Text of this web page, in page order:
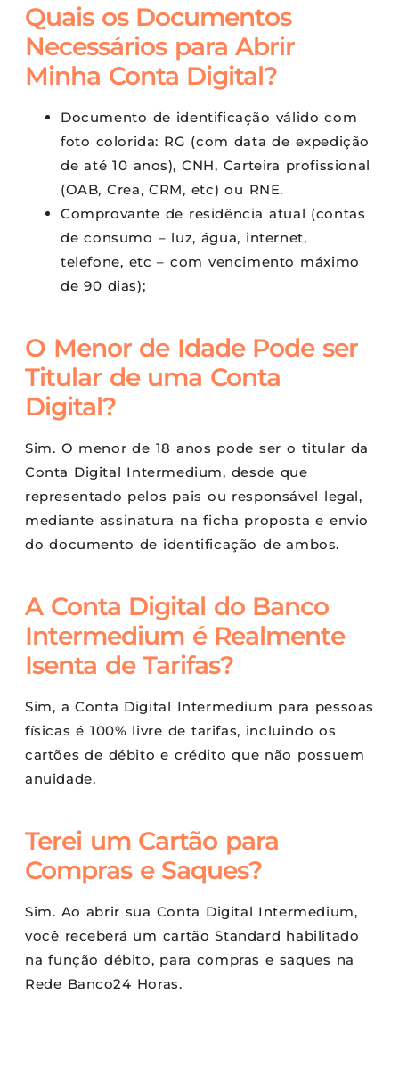
Quais os Documentos
Necessários para Abrir
Minha Conta Digital?
Documento de identificação válido com
foto colorida: RG (com data de expedição
de até 10 anos), CNH, Carteira profissional
(OAB, Crea, CRM, etc) ou RNE.
Comprovante de residência atual (contas
de consumo – luz, água, internet,
telefone, etc – com vencimento máximo
de 90 dias);
O Menor de Idade Pode ser
Titular de uma Conta
Digital?
Sim. O menor de 18 anos pode ser o titular da
Conta Digital Intermedium, desde que
representado pelos pais ou responsável legal,
mediante assinatura na ficha proposta e envio
do documento de identificação de ambos.
A Conta Digital do Banco
Intermedium é Realmente
Isenta de Tarifas?
Sim, a Conta Digital Intermedium para pessoas
físicas é 100% livre de tarifas, incluindo os
cartões de débito e crédito que não possuem
anuidade.
Terei um Cartão para
Compras e Saques?
Sim. Ao abrir sua Conta Digital Intermedium,
você receberá um cartão Standard habilitado
na função débito, para compras e saques na
Rede Banco24 Horas.